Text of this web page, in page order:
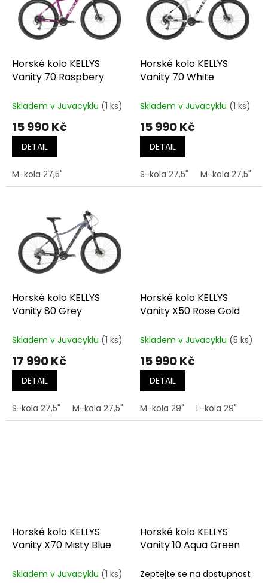
d
u
Horské kolo KELLYS
Vanity 70 Raspbery
Skladem v Juvacyklu (1 ks)
15 990 Kč
DETAIL
M-kola 27,5"
Horské kolo KELLYS
Vanity 70 White
Skladem v Juvacyklu (1 ks)
15 990 Kč
DETAIL
S-kola 27,5" M-kola 27,5"
Horské kolo KELLYS
Vanity 80 Grey
Skladem v Juvacyklu (1 ks)
17 990 Kč
DETAIL
S-kola 27,5" M-kola 27,5" M-kola 29" L-kola 29"
Horské kolo KELLYS
Vanity X50 Rose Gold
Skladem v Juvacyklu (5 ks)
15 990 Kč
DETAIL
M-kola 29" L-kola 29"
Horské kolo KELLYS
Vanity X70 Misty Blue
Skladem v Juvacyklu (1 ks)
Horské kolo KELLYS
Vanity 10 Aqua Green
Zeptejte se na dostupnost